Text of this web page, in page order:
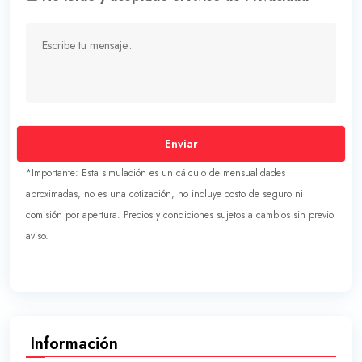
Enviar
*Importante: Esta simulación es un cálculo de mensualidades
aproximadas, no es una cotización, no incluye costo de seguro ni
comisión por apertura. Precios y condiciones sujetos a cambios sin previo
aviso.
Información